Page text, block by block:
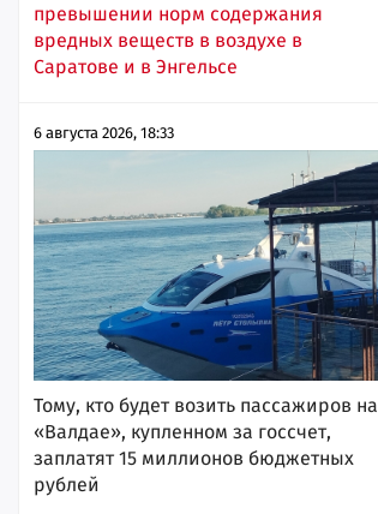
превышении норм содержания
вредных веществ в воздухе в
Саратове и в Энгельсе
6 августа 2026, 18:33
Тому, кто будет возить пассажиров на
«Валдае», купленном за госсчет,
заплатят 15 миллионов бюджетных
рублей